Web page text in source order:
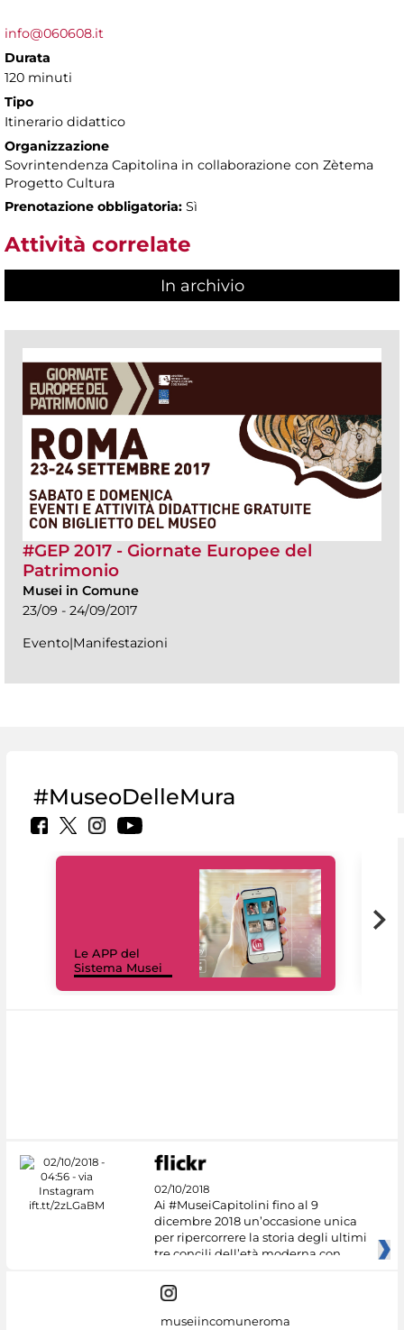
info@060608.it
Durata
120 minuti
Tipo
Itinerario didattico
Organizzazione
Sovrintendenza Capitolina in collaborazione con Zètema
Progetto Cultura
Prenotazione obbligatoria: Sì
Attività correlate
In archivio
#GEP 2017 - Giornate Europee del
Patrimonio
Musei in Comune
23/09 - 24/09/2017
Evento|Manifestazioni
#MuseoDelleMura
Le APP del
Sistema Musei
02/10/2018
Ai #MuseiCapitolini fino al 9
dicembre 2018 un’occasione unica
per ripercorrere la storia degli ultimi
tre concili dell’età moderna con
museiincomuneroma